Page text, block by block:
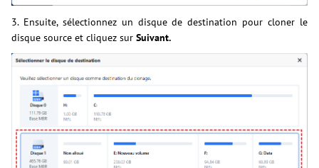
3. Ensuite, sélectionnez un disque de destination pour cloner le
disque source et cliquez sur Suivant.